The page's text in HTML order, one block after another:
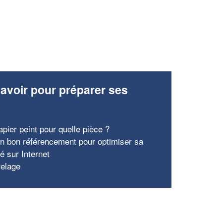
pour préparer ses
peint pour quelle pièce ?
bon référencement pour optimiser sa
sur Internet